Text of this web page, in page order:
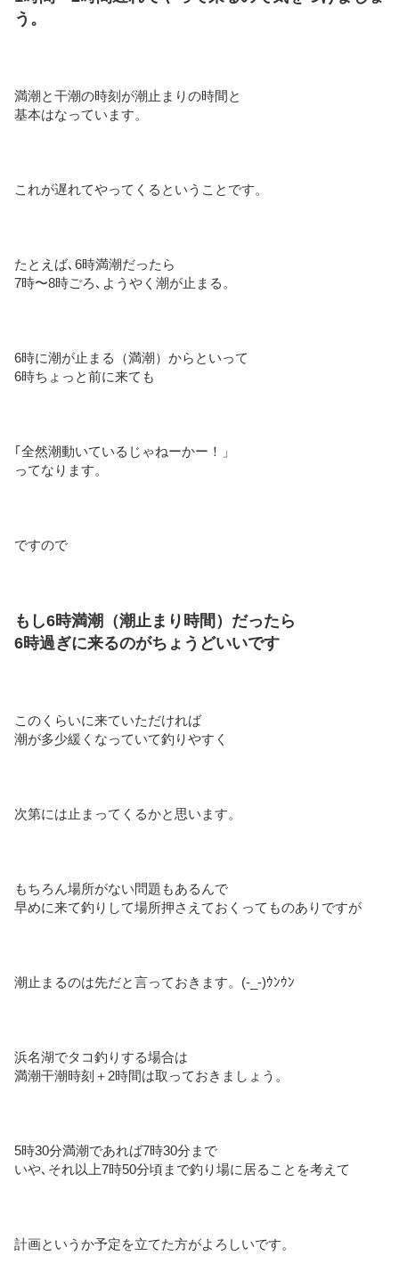
う。
満潮と干潮の時刻が潮止まりの時間と
基本はなっています。
これが遅れてやってくるということです。
たとえば､6時満潮だったら
7時〜8時ごろ､ようやく潮が止まる。
6時に潮が止まる（満潮）からといって
6時ちょっと前に来ても
｢全然潮動いているじゃねーかー！」
ってなります。
ですので
もし6時満潮（潮止まり時間）だったら
6時過ぎに来るのがちょうどいいです
このくらいに来ていただければ
潮が多少緩くなっていて釣りやすく
次第には止まってくるかと思います。
もちろん場所がない問題もあるんで
早めに来て釣りして場所押さえておくってものありですが
潮止まるのは先だと言っておきます。(-_-)ｳﾝｳﾝ
浜名湖でタコ釣りする場合は
満潮干潮時刻＋2時間は取っておきましょう。
5時30分満潮であれば7時30分まで
いや､それ以上7時50分頃まで釣り場に居ることを考えて
計画というか予定を立てた方がよろしいです。